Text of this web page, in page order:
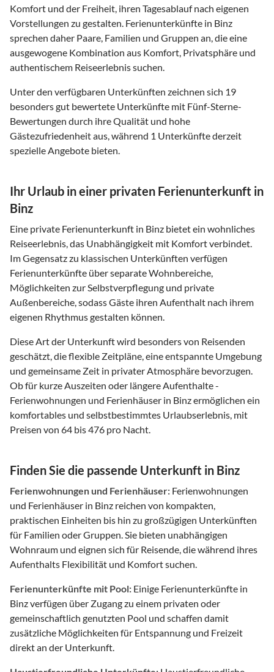
Komfort und der Freiheit, ihren Tagesablauf nach eigenen
Vorstellungen zu gestalten. Ferienunterkünfte in Binz
sprechen daher Paare, Familien und Gruppen an, die eine
ausgewogene Kombination aus Komfort, Privatsphäre und
authentischem Reiseerlebnis suchen.
Unter den verfügbaren Unterkünften zeichnen sich 19
besonders gut bewertete Unterkünfte mit Fünf-Sterne-
Bewertungen durch ihre Qualität und hohe
Gästezufriedenheit aus, während 1 Unterkünfte derzeit
spezielle Angebote bieten.
Ihr Urlaub in einer privaten Ferienunterkunft in
Binz
Eine private Ferienunterkunft in Binz bietet ein wohnliches
Reiseerlebnis, das Unabhängigkeit mit Komfort verbindet.
Im Gegensatz zu klassischen Unterkünften verfügen
Ferienunterkünfte über separate Wohnbereiche,
Möglichkeiten zur Selbstverpflegung und private
Außenbereiche, sodass Gäste ihren Aufenthalt nach ihrem
eigenen Rhythmus gestalten können.
Diese Art der Unterkunft wird besonders von Reisenden
geschätzt, die flexible Zeitpläne, eine entspannte Umgebung
und gemeinsame Zeit in privater Atmosphäre bevorzugen.
Ob für kurze Auszeiten oder längere Aufenthalte -
Ferienwohnungen und Ferienhäuser in Binz ermöglichen ein
komfortables und selbstbestimmtes Urlaubserlebnis, mit
Preisen von 64 bis 476 pro Nacht.
Finden Sie die passende Unterkunft in Binz
Ferienwohnungen und Ferienhäuser: Ferienwohnungen
und Ferienhäuser in Binz reichen von kompakten,
praktischen Einheiten bis hin zu großzügigen Unterkünften
für Familien oder Gruppen. Sie bieten unabhängigen
Wohnraum und eignen sich für Reisende, die während ihres
Aufenthalts Flexibilität und Komfort suchen.
Ferienunterkünfte mit Pool: Einige Ferienunterkünfte in
Binz verfügen über Zugang zu einem privaten oder
gemeinschaftlich genutzten Pool und schaffen damit
zusätzliche Möglichkeiten für Entspannung und Freizeit
direkt an der Unterkunft.